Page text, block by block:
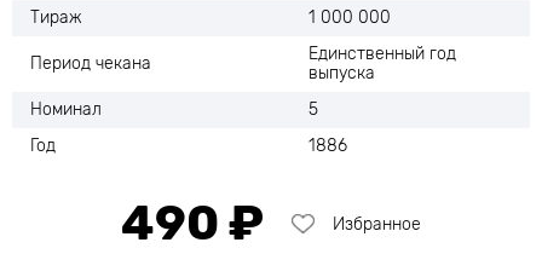
Тираж
1 000 000
Период чекана
Единственный год
выпуска
Номинал
5
Год
1886
490 ₽ Избранное